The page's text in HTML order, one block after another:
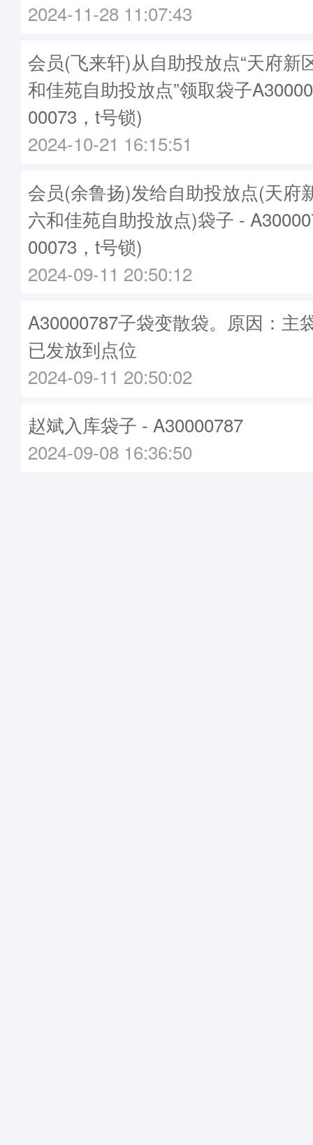
2024-11-28 11:07:43
会员(飞来轩)从自助投放点“天府新
和佳苑自助投放点”领取袋子
00073，t号锁)
2024-10-21 16:15:51
会员(余鲁扬)发给自助投放点(天府
六和佳苑自助投放点)袋子 -
00073，t号锁)
2024-09-11 20:50:12
A30000787子袋变散袋。原因：主
已发放到点位
2024-09-11 20:50:02
赵斌入库袋子 - A30000787
2024-09-08 16:36:50